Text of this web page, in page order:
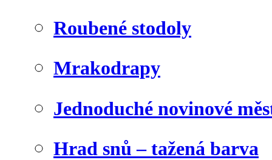
Roubené stodoly
Mrakodrapy
Jednoduché novinové
Hrad snů – tažená barva